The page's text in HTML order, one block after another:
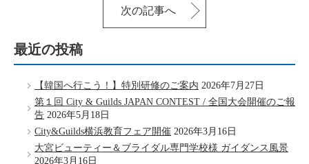
次の記事へ
最近の投稿
【韓国へ行こう！】特別研修のご案内 2026年7月27日
第１回 City & Guilds JAPAN CONTEST / 全国大会開催のご報
告 2026年5月18日
City&Guilds横浜教育フェア開催 2026年3月16日
大宮ビューティー＆ブライダル専門学校様 ガイダンス風景
2026年3月16日